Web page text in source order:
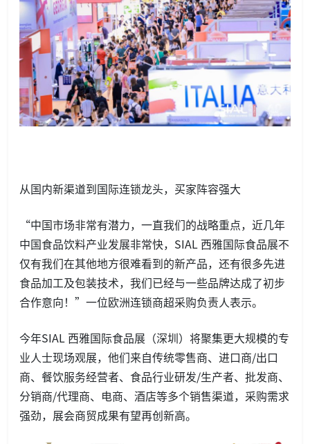
从国内新渠道到国际连锁龙头，买家阵容强大
“中国市场非常有潜力，一直我们的战略重点，近几年
中国食品饮料产业发展非常快，SIAL 西雅国际食品展不
仅有我们在其他地方很难看到的新产品，还有很多先进
食品加工及包装技术，我们已经与一些品牌达成了初步
合作意向！”一位欧洲连锁商超采购负责人表示。
今年SIAL 西雅国际食品展（深圳）将聚集更大规模的专
业人士现场观展，他们来自传统零售商、进口商/出口
商、餐饮服务经营者、食品行业研发/生产者、批发商、
分销商/代理商、电商、酒店等多个销售渠道，采购需求
强劲，展会商贸成果有望再创新高。